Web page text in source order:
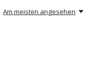
Am meisten angesehen